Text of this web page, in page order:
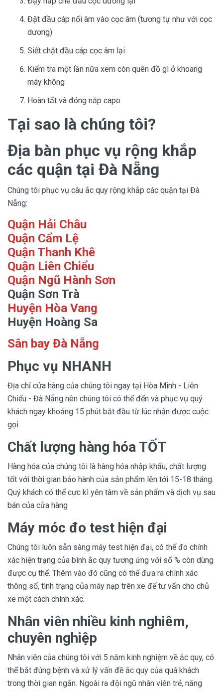
Đặt đầu cáp nối âm vào cọc âm (tương tự như với cọc
dương)
Siết chặt đầu cáp cọc âm lại
Kiểm tra một lần nữa xem còn quên đồ gì ở khoang
máy không
Hoàn tất và đóng nắp capo
Tại sao là chúng tôi?
Địa bàn phục vụ rộng khắp
các quận tại Đà Nẵng
Chúng tôi phục vụ câu ắc quy rộng khắp các quận tại Đà
Nẵng:
Quận Hải Châu
Quận Cẩm Lệ
Quận Thanh Khê
Quận Liên Chiểu
Quận Ngũ Hành Sơn
Quận Sơn Trà
Huyện Hòa Vang
Huyện Hoàng Sa
Sân bay Đà Nẵng
Phục vụ NHANH
Địa chỉ cửa hàng của chúng tôi ngay tại Hòa Minh - Liên
Chiểu - Đà Nẵng nên chúng tôi có thể đến và phục vụ quý
khách ngay khoảng 15 phút bắt đầu từ lúc nhận được cuộc
gọi
Chất lượng hàng hóa TỐT
Hàng hóa của chúng tôi là hàng hóa nhập khẩu, chất lượng
tốt với thời gian bảo hành của sản phẩm lên tới 15-18 tháng.
Quý khách có thể cực kì yên tâm về sản phẩm và dịch vụ sau
bán của cửa hàng
Máy móc đo test hiện đại
Chúng tôi luôn sẵn sàng máy test hiện đại, có thể đo chính
xác hiện trạng của bình ắc quy tương ứng với số % còn dùng
được cụ thể. Thêm vào đó cũng có thể đưa ra chính xác
thông số, tình trạng của máy nạp trên xe để tư vấn cho chủ
xe một cách chính xác.
Nhân viên nhiều kinh nghiêm,
chuyên nghiệp
Nhân viên của chúng tôi với 5 năm kinh nghiệm về ắc quy, có
thể bắt đúng bệnh và xử lý vấn đề ắc quy của quá khách
trong thời gian ngắn. Ngoài ra đội ngũ nhân viên trẻ, năng